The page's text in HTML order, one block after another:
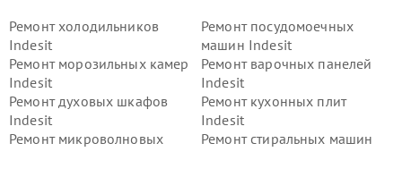
Ремонт холодильников
Indesit
Ремонт посудомоечных
машин Indesit
Ремонт морозильных камер
Indesit
Ремонт варочных панелей
Indesit
Ремонт духовых шкафов
Indesit
Ремонт кухонных плит
Indesit
Ремонт микроволновых
Ремонт стиральных машин